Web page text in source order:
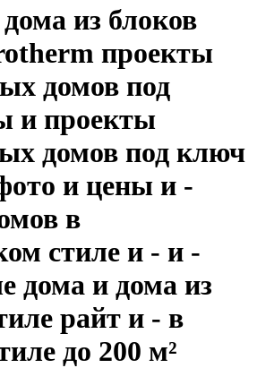
из блоков
проекты
домов под
и проекты
домов под ключ
и цены и -
в
стиле и - и -
дома и дома из
райт и - в
до 200 м²